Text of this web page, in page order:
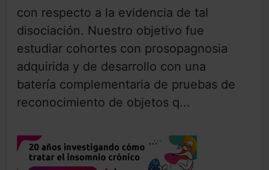
con respecto a la evidencia de tal
disociación. Nuestro objetivo fue
estudiar cohortes con prosopagnosia
adquirida y de desarrollo con una
batería complementaria de pruebas de
reconocimiento de objetos q...